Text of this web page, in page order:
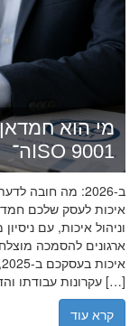
מי הוא
ה־ISO 9001
איכות לעסק שלכם
ארגונים להסמכה
עקרונות עבודתו והדרך שעבר יכולה […]
קרא עוד